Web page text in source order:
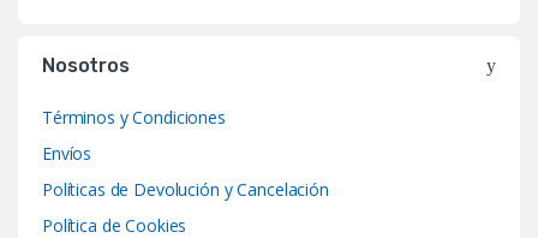
Nosotros
Términos y Condiciones
Envíos
Políticas de Devolución y Cancelación
Política de Cookies